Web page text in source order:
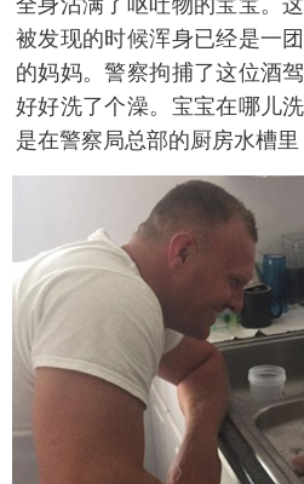
全身沾满了呕吐物的宝宝。
被发现的时候浑身已经是一
的妈妈。警察拘捕了这位酒
好好洗了个澡。宝宝在哪儿
是在警察局总部的厨房水槽里